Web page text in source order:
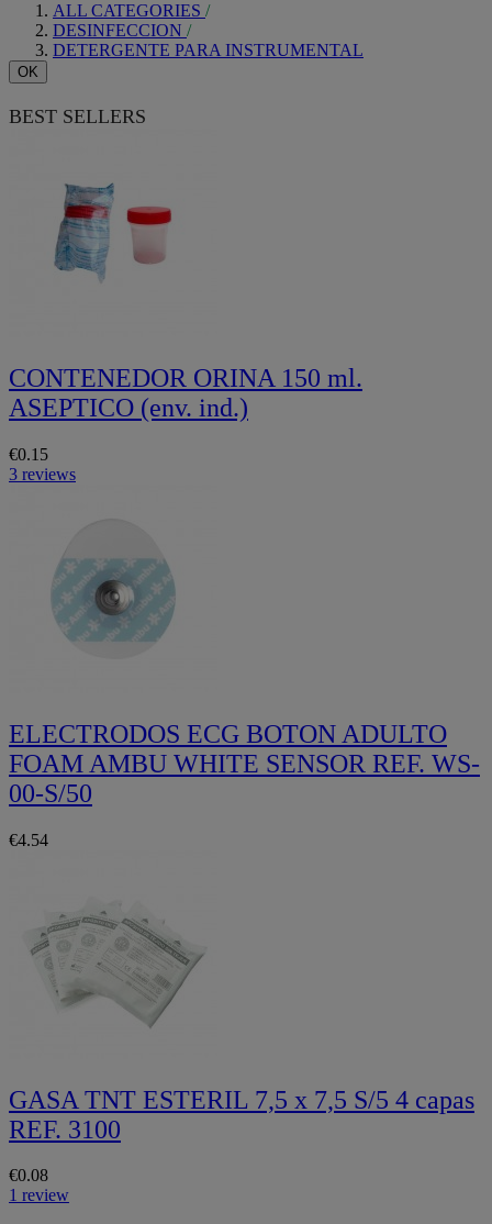
ALL CATEGORIES
DESINFECCION
DETERGENTE PARA INSTRUMENTAL
OK
BEST SELLERS
CONTENEDOR ORINA 150 ml.
ASEPTICO (env. ind.)
€0.15
3 reviews
ELECTRODOS ECG BOTON ADULTO
FOAM AMBU WHITE SENSOR REF. WS-
00-S/50
€4.54
GASA TNT ESTERIL 7,5 x 7,5 S/5 4 capas
REF. 3100
€0.08
1 review